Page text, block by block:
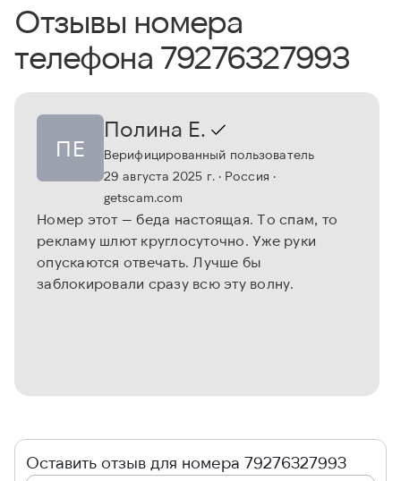
Отзывы номера
телефона 79276327993
ПЕ
Полина Е.
Верифицированный пользователь
29 августа 2025 г.· Россия ·
getscam.com
Номер этот — беда настоящая. То спам, то
рекламу шлют круглосуточно. Уже руки
опускаются отвечать. Лучше бы
заблокировали сразу всю эту волну.
Оставить отзыв для номера 79276327993